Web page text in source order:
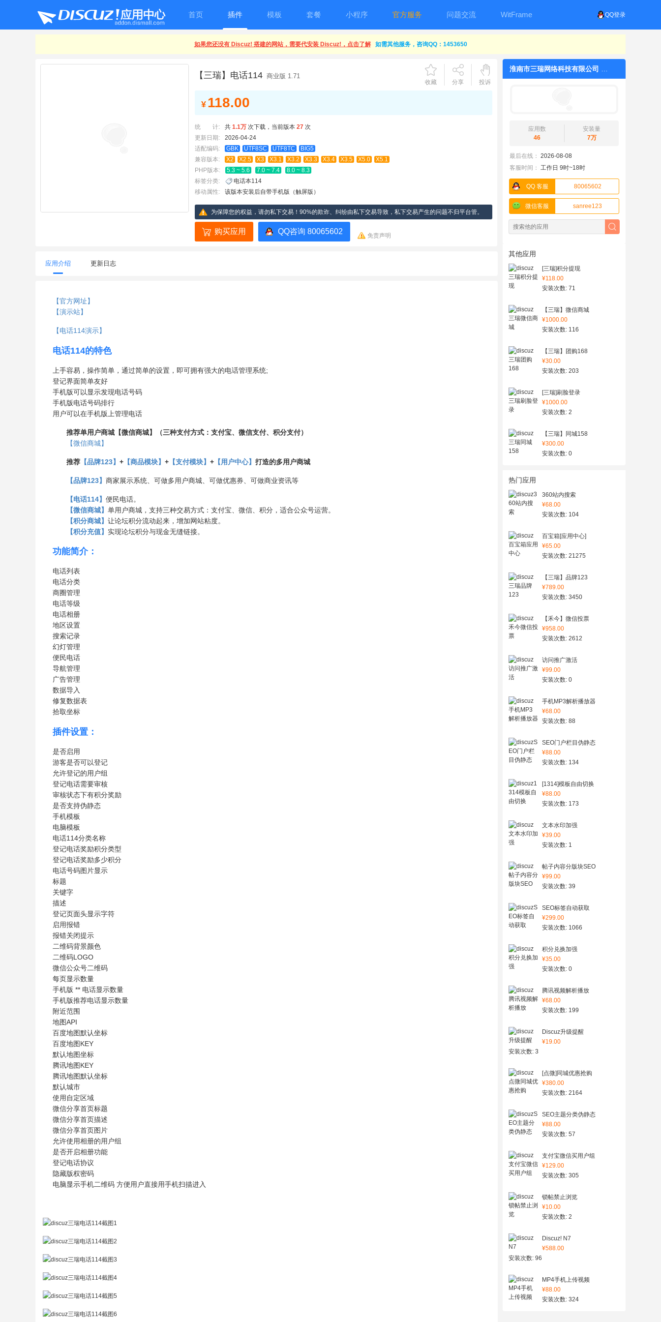
QQ登录
首页 插件 模板 套餐 小程序 官方服务 问题交流 WitFrame
如果您还没有 Discuz! 搭建的网站，需要代安装 Discuz!，点击了解 如需其他服务，咨询QQ：1453650
淮南市三瑞网络科技有限公司
应用数
46
安装量
7万
最后在线： 2026-08-08
客服时间： 工作日 9时~18时
QQ 客服 80065602
微信客服 sanree123
其他应用
[三瑞]积分提现
¥118.00
安装次数: 71
【三瑞】微信商城
¥1000.00
安装次数: 116
【三瑞】团购168
¥30.00
安装次数: 203
[三瑞]刷脸登录
¥1000.00
安装次数: 2
【三瑞】同城158
¥300.00
安装次数: 0
热门应用
360站内搜索
¥68.00
安装次数: 104
百宝箱[应用中心]
¥65.00
安装次数: 21275
【三瑞】品牌123
¥789.00
安装次数: 3450
【禾今】微信投票
¥958.00
安装次数: 2612
访问推广激活
¥99.00
安装次数: 0
手机MP3解析播放器
¥68.00
安装次数: 88
SEO门户栏目伪静态
¥88.00
安装次数: 134
[1314]模板自由切换
¥88.00
安装次数: 173
文本水印加强
¥39.00
安装次数: 1
帖子内容分版块SEO
¥99.00
安装次数: 39
SEO标签自动获取
¥299.00
安装次数: 1066
积分兑换加强
¥35.00
安装次数: 0
腾讯视频解析播放
¥68.00
安装次数: 199
Discuz升级提醒
¥19.00
安装次数: 3
[点微]同城优惠抢购
¥380.00
安装次数: 2164
SEO主题分类伪静态
¥88.00
安装次数: 57
支付宝微信买用户组
¥129.00
安装次数: 305
锁帖禁止浏览
¥10.00
安装次数: 2
Discuz! N7
¥588.00
安装次数: 96
MP4手机上传视频
¥88.00
安装次数: 324
【三瑞】电话114 商业版 1.71
收藏 分享 投诉
¥ 118.00
统 计: 共 1.1万 次下载，当前版本 27 次
更新日期:
2026-04-24
适配编码:
GBK UTF8SC UTF8TC
BIG5
兼容版本:
X2 X2.5 X3 X3.1 X3.2 X3.3 X3.4 X3.5 X5.0
X5.1
PHP版本:
5.3 ~ 5.6 7.0 ~ 7.4
8.0 ~ 8.3
标签分类:
电话本114
移动属性:
该版本安装后自带手机版（触屏版）
为保障您的权益，请勿私下交易！90%的欺诈、纠纷由私下交易导致，私下交易产生的问题不归平台管。
购买应用 QQ咨询 80065602 免责声明
应用介绍 更新日志
【官方网址】
【演示站】
【电话114演示】
电话114的特色
上手容易，操作简单，通过简单的设置，即可拥有强大的电话管理系统;
登记界面简单友好
手机版可以显示发现电话号码
手机版电话号码排行
用户可以在手机版上管理电话
推荐单用户商城【微信商城】（三种支付方式：支付宝、微信支付、积分支付）
【微信商城】
推荐 【品牌123】 + 【商品模块】 + 【支付模块】 + 【用户中心】 打造的多用户商城
【品牌123】 商家展示系统、可做多用户商城、可做优惠券、可做商业资讯等
【电话114】 便民电话。
【微信商城】 单用户商城，支持三种交易方式：支付宝、微信、积分，适合公众号运营。
【积分商城】 让论坛积分流动起来，增加网站粘度。
【积分充值】 实现论坛积分与现金无缝链接。
功能简介：
电话列表
电话分类
商圈管理
电话等级
电话相册
地区设置
搜索记录
幻灯管理
便民电话
导航管理
广告管理
数据导入
修复数据表
拾取坐标
插件设置：
是否启用
游客是否可以登记
允许登记的用户组
登记电话需要审核
审核状态下有积分奖励
是否支持伪静态
手机模板
电脑模板
电话114分类名称
登记电话奖励积分类型
登记电话奖励多少积分
电话号码图片显示
标题
关键字
描述
登记页面头显示字符
启用报错
报错关闭提示
二维码背景颜色
二维码LOGO
微信公众号二维码
每页显示数量
手机版 ** 电话显示数量
手机版推荐电话显示数量
附近范围
地图API
百度地图默认坐标
百度地图KEY
默认地图坐标
腾讯地图KEY
腾讯地图默认坐标
默认城市
使用自定区域
微信分享首页标题
微信分享首页描述
微信分享首页图片
允许使用相册的用户组
是否开启相册功能
登记电话协议
隐藏版权密码
电脑显示手机二维码 方便用户直接用手机扫描进入